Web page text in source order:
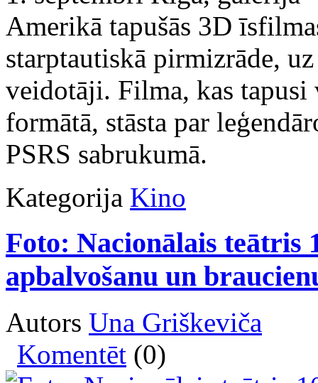
Amerikā tapušās 3D
starptautiskā pirmizrāde,
veidotāji. Filma, kas
formātā, stāsta par
PSRS sabrukumā.
Kategorija Kino
Foto: Nacionālais teātris
apbalvošanu un
Autors Una Griškeviča
Komentēt (0)